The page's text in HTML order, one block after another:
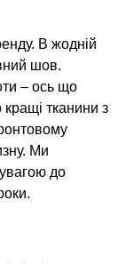
В жодній
шов.
– ось що
тканини з
Ми
до